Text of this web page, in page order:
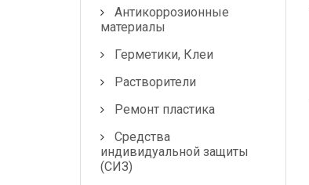
Средства индивидуальной
защиты (СИЗ)
Маскировочные
материалы
Салфетки протирочные
Емкости, ситечки, PPS,
палочки для
Антикоррозионные
материалы
Герметики, Клеи
Растворители
Ремонт пластика
Средства
индивидуальной защиты
(СИЗ)